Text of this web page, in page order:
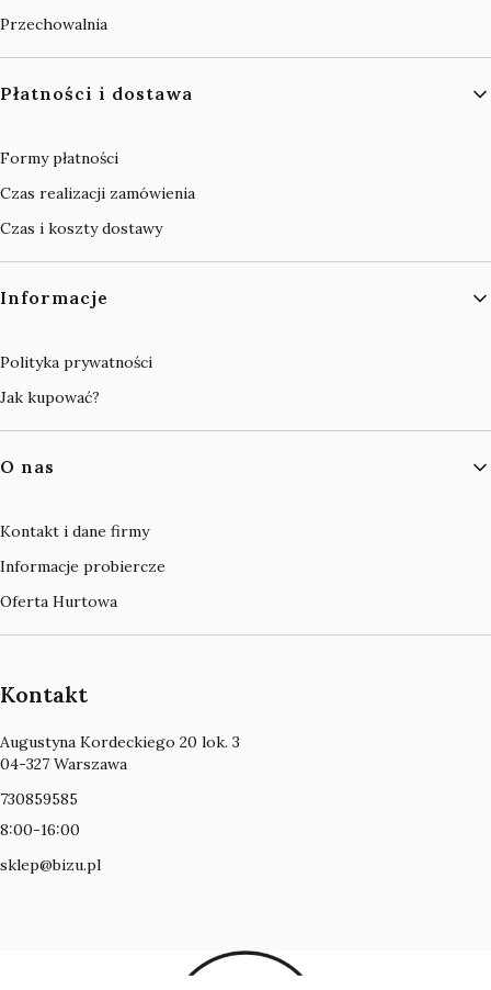
Przechowalnia
Płatności i dostawa
Formy płatności
Czas realizacji zamówienia
Czas i koszty dostawy
Informacje
Polityka prywatności
Jak kupować?
O nas
Kontakt i dane firmy
Informacje probiercze
Oferta Hurtowa
Kontakt
Adres:
Augustyna Kordeckiego 20 lok. 3
04-327 Warszawa
730859585
8:00-16:00
sklep@bizu.pl